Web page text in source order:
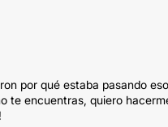
por qué estaba pasando
te encuentras, quiero